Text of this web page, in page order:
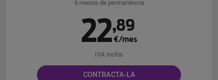
6 mesos de permanència
22,89
€/mes
IVA inclòs
CONTRACTA-LA